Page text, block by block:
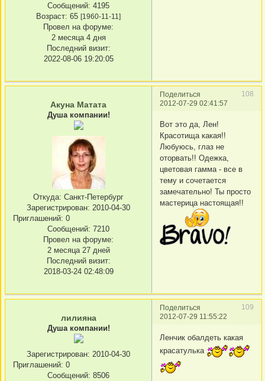
Сообщений: 4195
Возраст: 65 [1960-11-11]
Провел на форуме:
2 месяца 4 дня
Последний визит:
2022-08-06 19:20:05
Поделиться
108
2012-07-29 02:41:57
Акуна Матата
Душа компании!
Откуда: Санкт-Петербург
Зарегистрирован: 2010-04-30
Приглашений: 0
Сообщений: 7210
Провел на форуме:
2 месяца 27 дней
Последний визит:
2018-03-24 02:48:09
Вот это да, Лен!
Красотища какая!!
Любуюсь, глаз не
оторвать!! Одежка,
цветовая гамма - все в
тему и сочетается
замечательно! Ты просто
мастерица настоящая!!
Поделиться
109
2012-07-29 11:55:22
лилияна
Душа компании!
Зарегистрирован: 2010-04-30
Приглашений: 0
Сообщений: 8506
Ленчик обалдеть какая
красатулька